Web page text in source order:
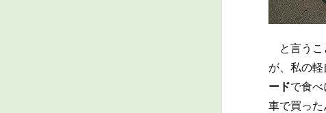
と言うこ
が、私の
ードで食
車で買っ